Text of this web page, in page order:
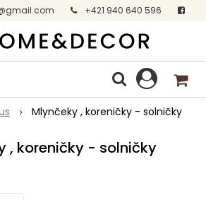
+421 940 640 596
Facebook
Mlynčeky , koreničky - solničky
, koreničky - solničky